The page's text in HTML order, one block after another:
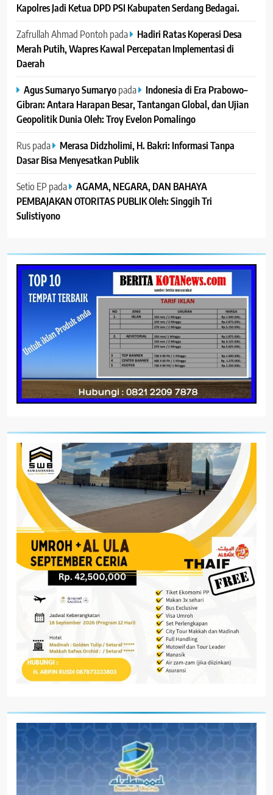
Kapolres Jadi Ketua DPD PSI Kabupaten Serdang Bedagai. ‎ ‎
Zafrullah Ahmad Pontoh pada
Hadiri Ratas Koperasi Desa
Merah Putih, Wapres Kawal Percepatan Implementasi di
Daerah
Agus Sumaryo Sumaryopada
Indonesia di Era Prabowo–
Gibran: Antara Harapan Besar, Tantangan Global, dan Ujian
Geopolitik Dunia Oleh: Troy Evelon Pomalingo
Ruspada
Merasa Didzholimi, H. Bakri: Informasi Tanpa
Dasar Bisa Menyesatkan Publik
Setio EP pada
AGAMA, NEGARA, DAN BAHAYA
PEMBAJAKAN OTORITAS PUBLIK Oleh: Singgih Tri
Sulistiyono